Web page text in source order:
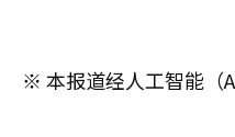
※ 本报道经人工智能（